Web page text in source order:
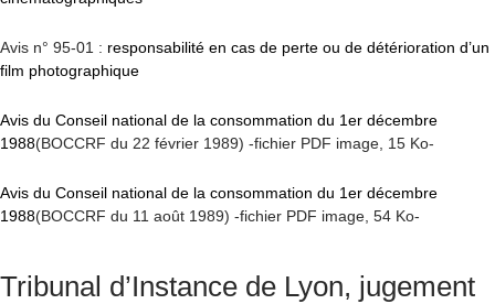
Avis n° 95-01 : responsabilité en cas de perte ou de détérioration d’un
film photographique
Avis du Conseil national de la consommation du 1er décembre
1988(BOCCRF du 22 février 1989) -fichier PDF image, 15 Ko-
Avis du Conseil national de la consommation du 1er décembre
1988(BOCCRF du 11 août 1989) -fichier PDF image, 54 Ko-
Tribunal d’Instance de Lyon, jugement